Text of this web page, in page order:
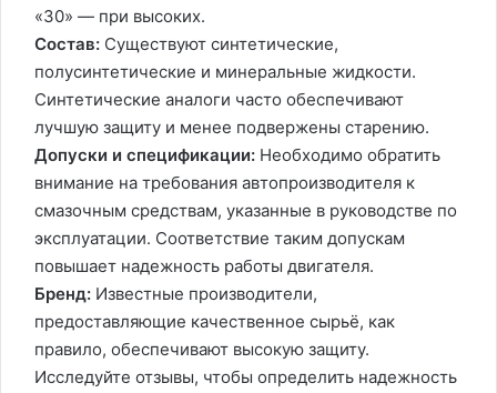
«30» — при высоких.
Состав: Существуют синтетические,
полусинтетические и минеральные жидкости.
Синтетические аналоги часто обеспечивают
лучшую защиту и менее подвержены старению.
Допуски и спецификации: Необходимо обратить
внимание на требования автопроизводителя к
смазочным средствам, указанные в руководстве по
эксплуатации. Соответствие таким допускам
повышает надежность работы двигателя.
Бренд: Известные производители,
предоставляющие качественное сырьё, как
правило, обеспечивают высокую защиту.
Исследуйте отзывы, чтобы определить надежность